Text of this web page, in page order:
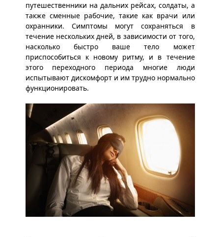
путешественники на дальних рейсах, солдаты, а
также сменные рабочие, такие как врачи или
охранники. Симптомы могут сохраняться в
течение нескольких дней, в зависимости от того,
насколько быстро ваше тело может
приспособиться к новому ритму, и в течение
этого переходного периода многие люди
испытывают дискомфорт и им трудно нормально
функционировать.